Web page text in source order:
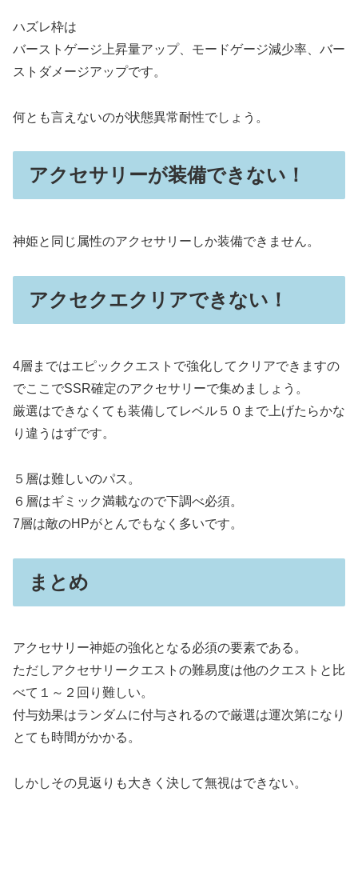
ハズレ枠は
バーストゲージ上昇量アップ、モードゲージ減少率、バー
ストダメージアップです。
何とも言えないのが状態異常耐性でしょう。
アクセサリーが装備できない！
神姫と同じ属性のアクセサリーしか装備できません。
アクセクエクリアできない！
4層まではエピッククエストで強化してクリアできますの
でここでSSR確定のアクセサリーで集めましょう。
厳選はできなくても装備してレベル５０まで上げたらかな
り違うはずです。
５層は難しいのパス。
６層はギミック満載なので下調べ必須。
7層は敵のHPがとんでもなく多いです。
まとめ
アクセサリー神姫の強化となる必須の要素である。
ただしアクセサリークエストの難易度は他のクエストと比
べて１～２回り難しい。
付与効果はランダムに付与されるので厳選は運次第になり
とても時間がかかる。
しかしその見返りも大きく決して無視はできない。